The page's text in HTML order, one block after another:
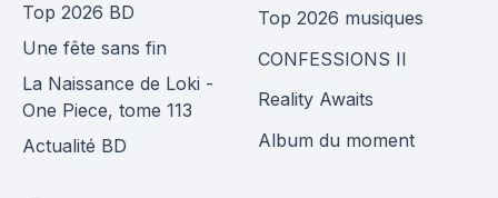
Top 2026 BD
Une fête sans fin
La Naissance de Loki -
One Piece, tome 113
Actualité BD
Top 2026 musiques
CONFESSIONS II
Reality Awaits
Album du moment